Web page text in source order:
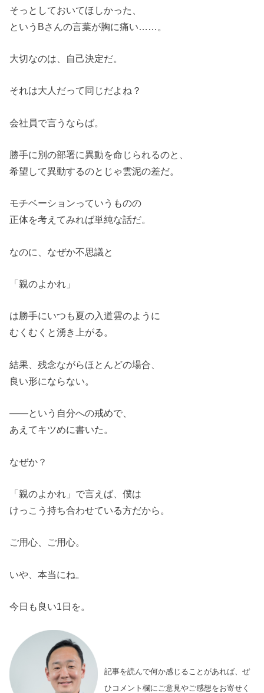
そっとしておいてほしかった、
というBさんの言葉が胸に痛い……。
大切なのは、自己決定だ。
それは大人だって同じだよね？
会社員で言うならば。
勝手に別の部署に異動を命じられるのと、
希望して異動するのとじゃ雲泥の差だ。
モチベーションっていうものの
正体を考えてみれば単純な話だ。
なのに、なぜか不思議と
「親のよかれ」
は勝手にいつも夏の入道雲のように
むくむくと湧き上がる。
結果、残念ながらほとんどの場合、
良い形にならない。
――という自分への戒めで、
あえてキツめに書いた。
なぜか？
「親のよかれ」で言えば、僕は
けっこう持ち合わせている方だから。
ご用心、ご用心。
いや、本当にね。
今日も良い1日を。
記事を読んで何か感じることがあれば、ぜ
ひコメント欄にご意見やご感想をお寄せく